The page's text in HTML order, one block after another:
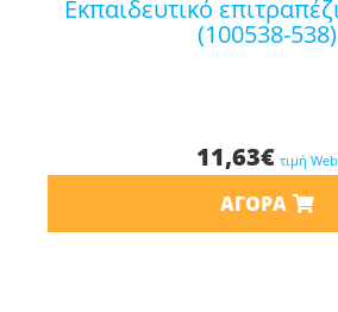
εκπαιδευτικό επιτραπέζιο κυβόλεξο
(100538-538)
11,63€ τιμή Web
ΑΓΟΡΆ